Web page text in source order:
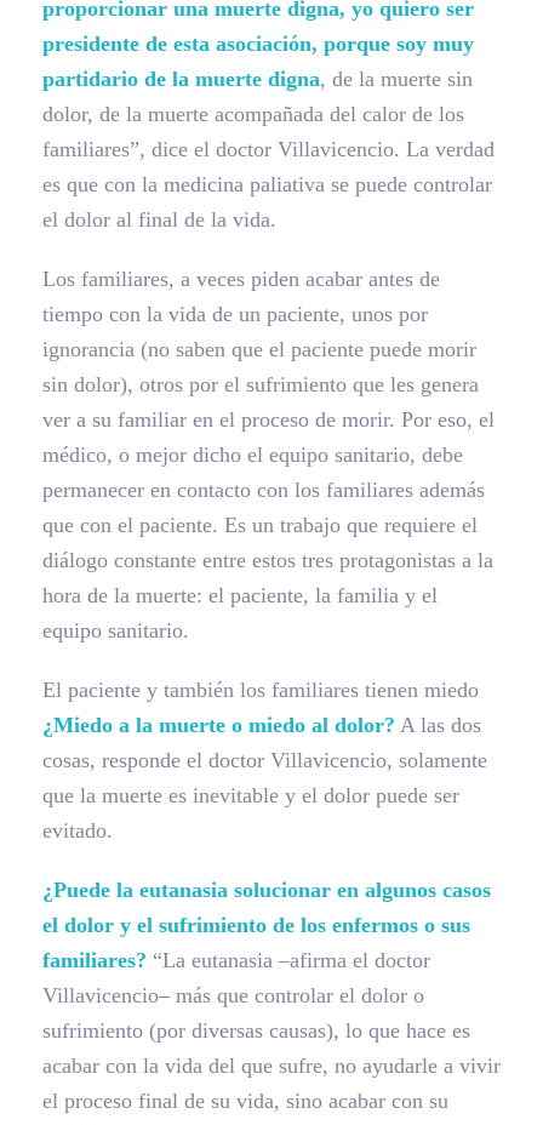
proporcionar una muerte digna, yo quiero ser
presidente de esta asociación, porque soy muy
partidario de la muerte digna, de la muerte sin
dolor, de la muerte acompañada del calor de los
familiares”, dice el doctor Villavicencio. La verdad
es que con la medicina paliativa se puede controlar
el dolor al final de la vida.
Los familiares, a veces piden acabar antes de
tiempo con la vida de un paciente, unos por
ignorancia (no saben que el paciente puede morir
sin dolor), otros por el sufrimiento que les genera
ver a su familiar en el proceso de morir. Por eso, el
médico, o mejor dicho el equipo sanitario, debe
permanecer en contacto con los familiares además
que con el paciente. Es un trabajo que requiere el
diálogo constante entre estos tres protagonistas a la
hora de la muerte: el paciente, la familia y el
equipo sanitario.
El paciente y también los familiares tienen miedo
¿Miedo a la muerte o miedo al dolor? A las dos
cosas, responde el doctor Villavicencio, solamente
que la muerte es inevitable y el dolor puede ser
evitado.
¿Puede la eutanasia solucionar en algunos casos
el dolor y el sufrimiento de los enfermos o sus
familiares? “La eutanasia –afirma el doctor
Villavicencio– más que controlar el dolor o
sufrimiento (por diversas causas), lo que hace es
acabar con la vida del que sufre, no ayudarle a vivir
el proceso final de su vida, sino acabar con su